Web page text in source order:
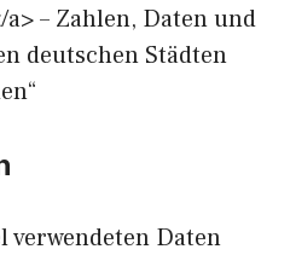
– Zahlen, Daten und
deutschen Städten
verwendeten Daten